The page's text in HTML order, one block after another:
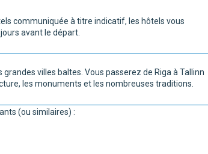
communiquée à titre indicatif, les hôtels vous
avant le départ.
villes baltes. Vous passerez de Riga à Tallinn
les monuments et les nombreuses traditions.
(ou similaires) :